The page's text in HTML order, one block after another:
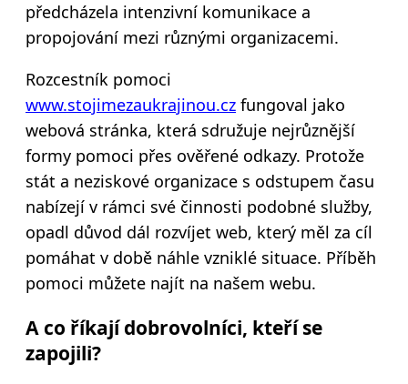
předcházela intenzivní komunikace a
propojování mezi různými organizacemi.
Rozcestník pomoci
www.stojimezaukrajinou.cz fungoval jako
webová stránka, která sdružuje nejrůznější
formy pomoci přes ověřené odkazy. Protože
stát a neziskové organizace s odstupem času
nabízejí v rámci své činnosti podobné služby,
opadl důvod dál rozvíjet web, který měl za cíl
pomáhat v době náhle vzniklé situace. Příběh
pomoci můžete najít na našem webu.
A co říkají dobrovolníci, kteří se
zapojili?